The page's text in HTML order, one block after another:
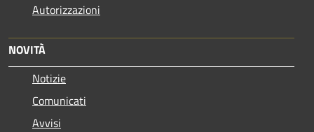
Autorizzazioni
NOVITÀ
Notizie
Comunicati
Avvisi